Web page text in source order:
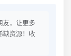
友，让更多
缺资源！收